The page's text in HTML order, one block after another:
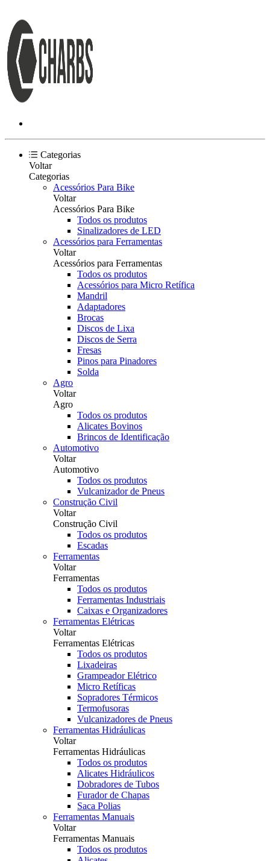
Categorias
Voltar
Categorias
Acessórios Para Bike
Voltar
Acessórios Para Bike
Todos os produtos
Sinalizadores de LED
Acessórios para Ferramentas
Voltar
Acessórios para Ferramentas
Todos os produtos
Acessórios para Micro Retífica
Mandril
Adaptadores
Brocas
Discos de Lixa
Discos de Serra
Fresas
Pinos para Pinadores
Solda
Agro
Voltar
Agro
Todos os produtos
Alicates Bovinos
Brincos de Identificação
Automotivo
Voltar
Automotivo
Todos os produtos
Vulcanizador de Pneus
Construção Civil
Voltar
Construção Civil
Todos os produtos
Escadas
Ferramentas
Voltar
Ferramentas
Todos os produtos
Ferramentas Industriais
Caixas e Organizadores
Ferramentas Elétricas
Voltar
Ferramentas Elétricas
Todos os produtos
Lixadeiras
Grampeador Elétrico
Micro Retíficas
Sopradores Térmicos
Termofusoras
Vulcanizadores de Pneus
Ferramentas Hidráulicas
Voltar
Ferramentas Hidráulicas
Todos os produtos
Alicates Hidráulicos
Dobradores de Tubos
Furador de Chapas
Saca Polias
Ferramentas Manuais
Voltar
Ferramentas Manuais
Todos os produtos